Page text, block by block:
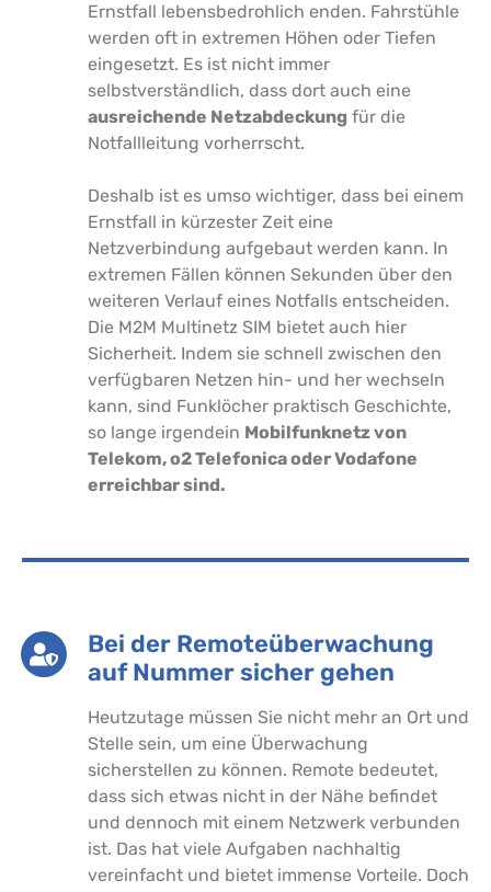
Ernstfall lebensbedrohlich enden. Fahrstühle
werden oft in extremen Höhen oder Tiefen
eingesetzt. Es ist nicht immer
selbstverständlich, dass dort auch eine
ausreichende Netzabdeckung für die
Notfallleitung vorherrscht.
Deshalb ist es umso wichtiger, dass bei einem
Ernstfall in kürzester Zeit eine
Netzverbindung aufgebaut werden kann. In
extremen Fällen können Sekunden über den
weiteren Verlauf eines Notfalls entscheiden.
Die M2M Multinetz SIM bietet auch hier
Sicherheit. Indem sie schnell zwischen den
verfügbaren Netzen hin- und her wechseln
kann, sind Funklöcher praktisch Geschichte,
so lange irgendein Mobilfunknetz von
Telekom, o2 Telefonica oder Vodafone
erreichbar sind.
Bei der Remoteüberwachung
auf Nummer sicher gehen
Heutzutage müssen Sie nicht mehr an Ort und
Stelle sein, um eine Überwachung
sicherstellen zu können. Remote bedeutet,
dass sich etwas nicht in der Nähe befindet
und dennoch mit einem Netzwerk verbunden
ist. Das hat viele Aufgaben nachhaltig
vereinfacht und bietet immense Vorteile. Doch